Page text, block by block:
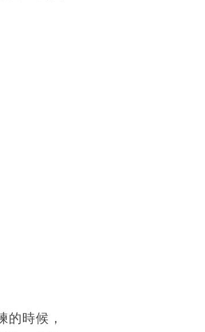
的時候，